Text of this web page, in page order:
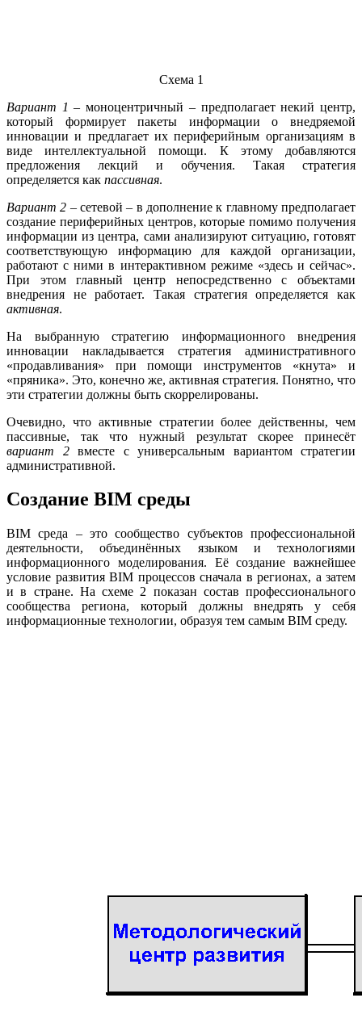
Схема 1
Вариант 1 – моноцентричный – предполагает некий центр,
который формирует пакеты информации о внедряемой
инновации и предлагает их периферийным организациям в
виде интеллектуальной помощи. К этому добавляются
предложения лекций и обучения. Такая стратегия
определяется как пассивная.
Вариант 2 – сетевой – в дополнение к главному предполагает
создание периферийных центров, которые помимо получения
информации из центра, сами анализируют ситуацию, готовят
соответствующую информацию для каждой организации,
работают с ними в интерактивном режиме «здесь и сейчас».
При этом главный центр непосредственно с объектами
внедрения не работает. Такая стратегия определяется как
активная.
На выбранную стратегию информационного внедрения
инновации накладывается стратегия административного
«продавливания» при помощи инструментов «кнута» и
«пряника». Это, конечно же, активная стратегия. Понятно, что
эти стратегии должны быть скоррелированы.
Очевидно, что активные стратегии более действенны, чем
пассивные, так что нужный результат скорее принесёт
вариант 2вместе с универсальным вариантом стратегии
административной.
Создание BIM среды
BIM среда – это сообщество субъектов профессиональной
деятельности, объединённых языком и технологиями
информационного моделирования. Её создание важнейшее
условие развития BIM процессов сначала в регионах, а затем
и в стране. На схеме 2 показан состав профессионального
сообщества региона, который должны внедрять у себя
информационные технологии, образуя тем самым BIM среду.